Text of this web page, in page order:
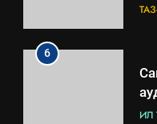
6
ИЛ